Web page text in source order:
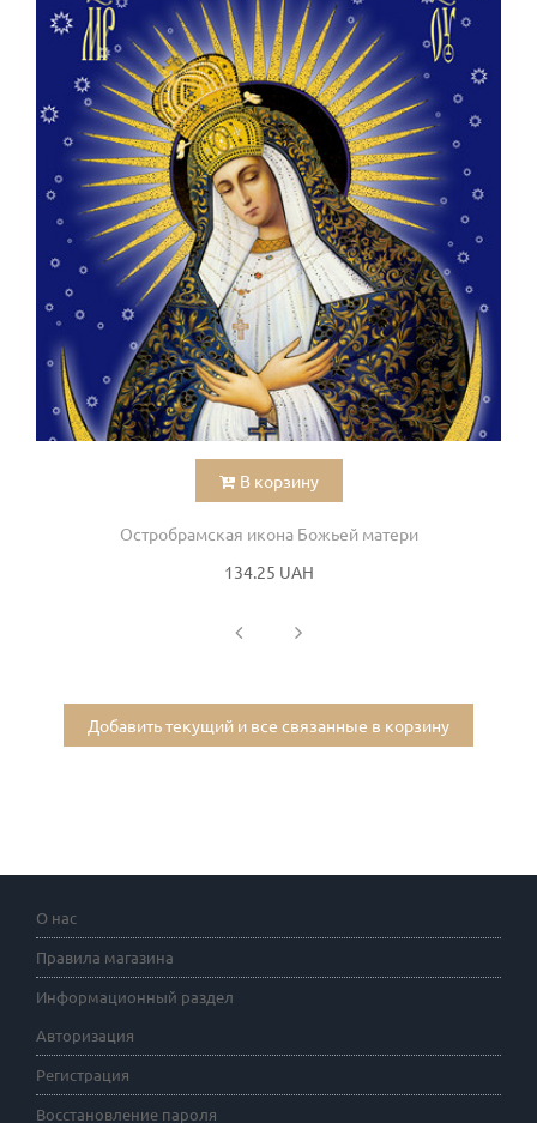
В корзину
Остробрамская икона Божьей матери
134.25 UAH
Добавить текущий и все связанные в корзину
О нас
Правила магазина
Информационный раздел
Авторизация
Регистрация
Восстановление пароля